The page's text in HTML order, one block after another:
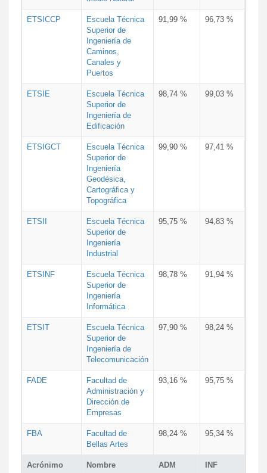
Acrónimo Nombre ADM INF
ETSICCP
Escuela Técnica
Superior de
Ingeniería de
Caminos,
Canales y
Puertos
91,99 % 96,73 %
ETSIE
Escuela Técnica
Superior de
Ingeniería de
Edificación
98,74 % 99,03 %
ETSIGCT
Escuela Técnica
Superior de
Ingeniería
Geodésica,
Cartográfica y
Topográfica
99,90 % 97,41 %
ETSII
Escuela Técnica
Superior de
Ingeniería
Industrial
95,75 % 94,83 %
ETSINF
Escuela Técnica
Superior de
Ingeniería
Informática
98,78 % 91,94 %
ETSIT
Escuela Técnica
Superior de
Ingeniería de
Telecomunicación
97,90 % 98,24 %
FADE
Facultad de
Administración y
Dirección de
Empresas
93,16 % 95,75 %
FBA
Facultad de
Bellas Artes
98,24 % 95,34 %